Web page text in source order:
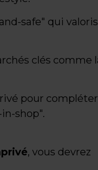
safe" qui
clés comme
pour
shop".
, vous devrez